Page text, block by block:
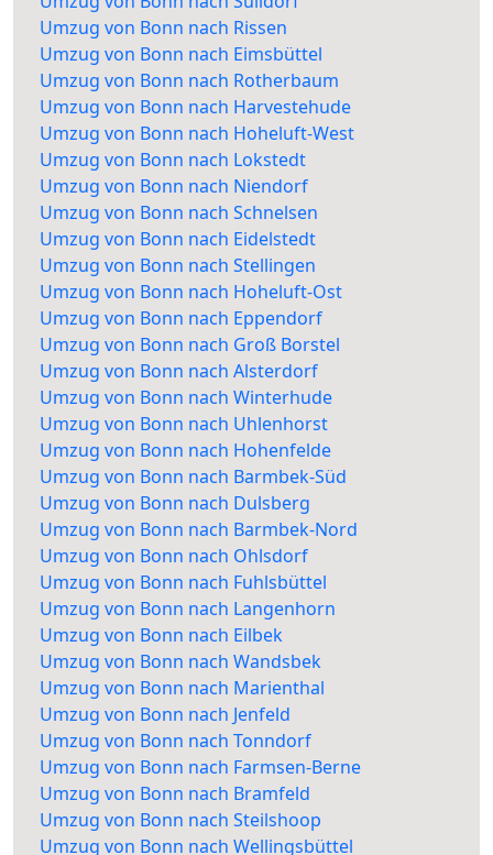
Umzug von Bonn nach Rissen
Umzug von Bonn nach Eimsbüttel
Umzug von Bonn nach Rotherbaum
Umzug von Bonn nach Harvestehude
Umzug von Bonn nach Hoheluft-West
Umzug von Bonn nach Lokstedt
Umzug von Bonn nach Niendorf
Umzug von Bonn nach Schnelsen
Umzug von Bonn nach Eidelstedt
Umzug von Bonn nach Stellingen
Umzug von Bonn nach Hoheluft-Ost
Umzug von Bonn nach Eppendorf
Umzug von Bonn nach Groß Borstel
Umzug von Bonn nach Alsterdorf
Umzug von Bonn nach Winterhude
Umzug von Bonn nach Uhlenhorst
Umzug von Bonn nach Hohenfelde
Umzug von Bonn nach Barmbek-Süd
Umzug von Bonn nach Dulsberg
Umzug von Bonn nach Barmbek-Nord
Umzug von Bonn nach Ohlsdorf
Umzug von Bonn nach Fuhlsbüttel
Umzug von Bonn nach Langenhorn
Umzug von Bonn nach Eilbek
Umzug von Bonn nach Wandsbek
Umzug von Bonn nach Marienthal
Umzug von Bonn nach Jenfeld
Umzug von Bonn nach Tonndorf
Umzug von Bonn nach Farmsen-Berne
Umzug von Bonn nach Bramfeld
Umzug von Bonn nach Steilshoop
Umzug von Bonn nach Wellingsbüttel